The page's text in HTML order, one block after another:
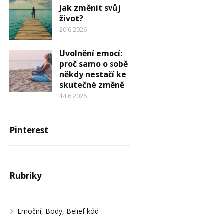
Jak změnit svůj
život?
20.6.2026
Uvolnění emocí:
proč samo o sobě
někdy nestačí ke
skutečné změně
14.6.2026
Pinterest
Rubriky
Emoční, Body, Belief kód